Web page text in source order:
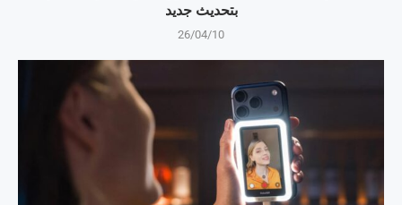
بتحديث جديد
26/04/10